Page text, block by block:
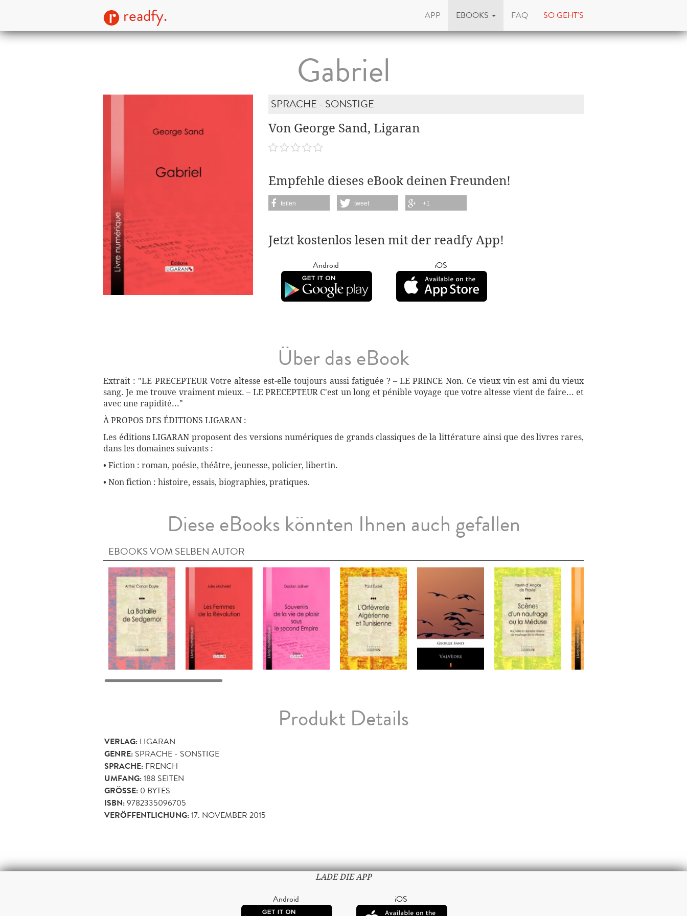
readfy. APP EBOOKS FAQ SO GEHT'S
Gabriel
SPRACHE - SONSTIGE
Von George Sand, Ligaran
Empfehle dieses eBook deinen Freunden!
teilen tweet +1
Jetzt kostenlos lesen mit der readfy App!
Android iOS
Über das eBook
Extrait : "LE PRECEPTEUR Votre altesse est-elle toujours aussi fatiguée ? – LE PRINCE Non. Ce vieux vin est ami du vieux
sang. Je me trouve vraiment mieux. – LE PRECEPTEUR C'est un long et pénible voyage que votre altesse vient de faire... et
avec une rapidité..."
À PROPOS DES ÉDITIONS LIGARAN :
Les éditions LIGARAN proposent des versions numériques de grands classiques de la littérature ainsi que des livres rares,
dans les domaines suivants :
• Fiction : roman, poésie, théâtre, jeunesse, policier, libertin.
• Non fiction : histoire, essais, biographies, pratiques.
Diese eBooks könnten Ihnen auch gefallen
EBOOKS VOM SELBEN AUTOR
Produkt Details
VERLAG: LIGARAN
GENRE: SPRACHE - SONSTIGE
SPRACHE: FRENCH
UMFANG:188 SEITEN
GRÖSSE: 0 BYTES
ISBN:9782335096705
VERÖFFENTLICHUNG:17. NOVEMBER 2015
LADE DIE APP
Android iOS